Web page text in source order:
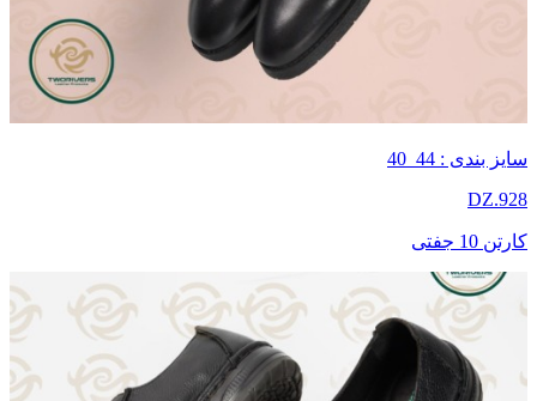
سایز بندی : 44_40
DZ.928
کارتن 10 جفتی